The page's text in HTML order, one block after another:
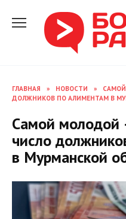
содержанию
ГЛАВНАЯ » НОВОСТИ »
ДОЛЖНИКОВ ПО АЛИМЕНТАМ В
Самой молодой
число
в Мурманской